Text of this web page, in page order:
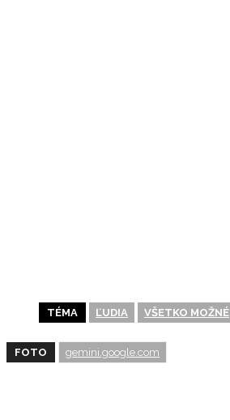
TÉMA ĽUDIA VŠETKO MOŽNÉ
FOTO gemini.google.com